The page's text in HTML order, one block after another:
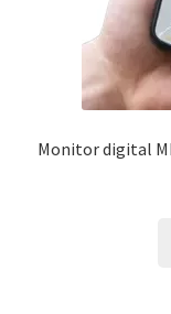
Monitor digital